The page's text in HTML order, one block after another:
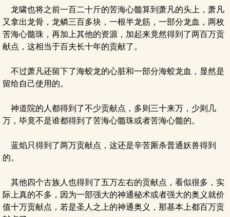
龙啸也将之前一百二十斤的苦海心髓算到萧凡的头上，萧凡
又拿出龙骨，龙鳞三百多块，一根半龙筋，一部分龙血，两枚
苦海心髓珠，再加上其他的资源，加起来竟然得到了两百万贡
献点，这相当于百夫长十年的贡献了。
不过萧凡还留下了海蛟龙的心脏和一部分海蛟龙血，显然是
留给自己使用的。
神道院的人都得到了不少贡献点，多则三十来万，少则几
万，毕竟不是谁都得到了苦海心髓珠或者苦海心髓的。
蓝焰只得到了两万贡献点，这还是辛苦厮杀普通妖兽得到
的。
其他四个古族人也得到了五万左右的贡献点，看似很多，实
际上真的不多，因为一部强大的神通秘术或者强大的奥义就价
值十万贡献点，若是圣人之上的神通奥义，那基本上都百万贡